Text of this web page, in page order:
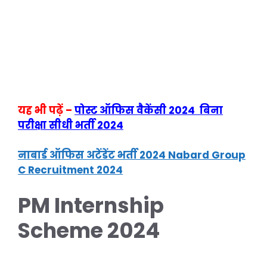
यह भी पढ़ें – पोस्ट ऑफिस वैकेंसी 2024 बिना
परीक्षा सीधी भर्ती 2024
नाबार्ड ऑफिस अटेंडेंट भर्ती 2024 Nabard Group
C Recruitment 2024
PM Internship
Scheme 2024